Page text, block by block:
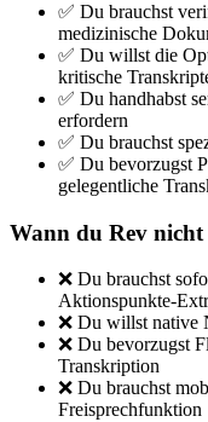
✅ Du brauchst
medizinische
✅ Du willst die
kritische
✅ Du handhabst
erfordern
✅ Du brauchst
✅ Du bevorzugst
gelegentliche
Wann du Rev nicht
❌ Du brauchst
Aktionspunkte-
❌ Du willst native
❌ Du bevorzugst
Transkription
❌ Du brauchst
Freisprechfunktion